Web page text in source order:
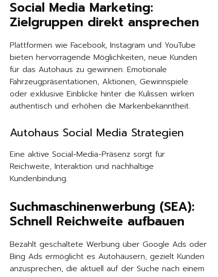
Social Media Marketing:
Zielgruppen direkt ansprechen
Plattformen wie Facebook, Instagram und YouTube
bieten hervorragende Möglichkeiten, neue Kunden
für das Autohaus zu gewinnen. Emotionale
Fahrzeugpräsentationen, Aktionen, Gewinnspiele
oder exklusive Einblicke hinter die Kulissen wirken
authentisch und erhöhen die Markenbekanntheit.
Autohaus Social Media Strategien
Eine aktive Social-Media-Präsenz sorgt für
Reichweite, Interaktion und nachhaltige
Kundenbindung.
Suchmaschinenwerbung (SEA):
Schnell Reichweite aufbauen
Bezahlt geschaltete Werbung über Google Ads oder
Bing Ads ermöglicht es Autohäusern, gezielt Kunden
anzusprechen, die aktuell auf der Suche nach einem